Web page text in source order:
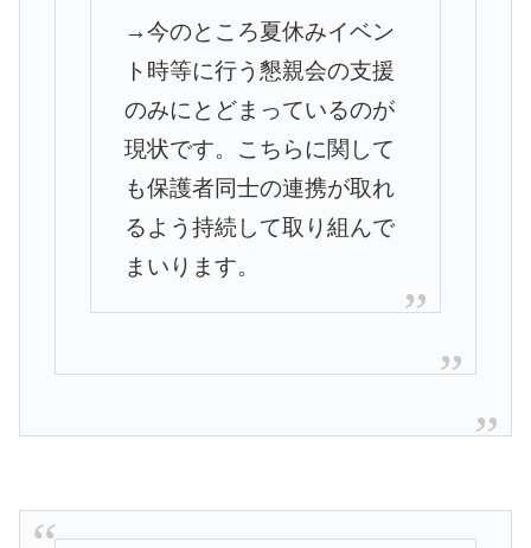
→今のところ夏休みイベン
ト時等に行う懇親会の支援
のみにとどまっているのが
現状です。 こちらに関して
も保護者同士の連携が取れ
るよう持続して取り組んで
まいります。